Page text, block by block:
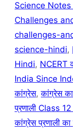
Science
Challenges
challenges-
science-hindi,
Hindi, NCERT
India Since
कांग्रेस,कांग्रेस
प्रणाली Class
कांग्रेस प्रणाली का